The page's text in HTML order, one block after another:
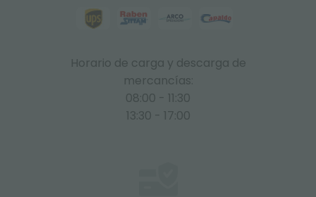
Horario de carga y descarga de
mercancías:
08:00 - 11:30
13:30 - 17:00